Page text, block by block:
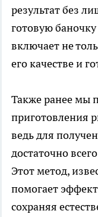
результат без
готовую
включает не
его качестве и
Также ранее мы
приготовления
ведь для
достаточно
Этот метод,
помогает
сохраняя